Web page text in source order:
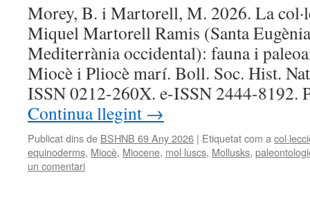
Morey, B. i Martorell, M. 2026. La
Miquel Martorell Ramis (Santa
Mediterrània occidental): fauna i
Miocè i Pliocè marí. Boll. Soc. Hist.
ISSN 0212-260X. e-ISSN 2444-8192.
Continua llegint →
Publicat dins de BSHNB 69 Any 2026 | Etiquetat com a
equinoderms, Miocè, Miocene, mol·luscs, Mollusks,
un comentari